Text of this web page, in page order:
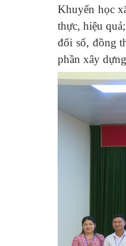
Khuyến học
thực, hiệu
đổi số, đồng
phần xây